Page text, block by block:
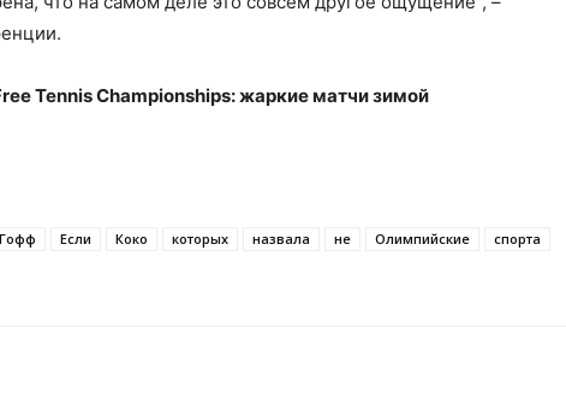
Tennis Championships: жаркие матчи зимой
Гофф Если Коко которых назвала не Олимпийские
спорта